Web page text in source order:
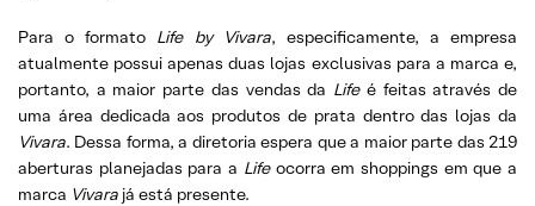
Para o formato Life by Vivara, especificamente, a empresa
atualmente possui apenas duas lojas exclusivas para a marca e,
portanto, a maior parte das vendas da Lifeé feitas através de
uma área dedicada aos produtos de prata dentro das lojas da
Vivara. Dessa forma, a diretoria espera que a maior parte das 219
aberturas planejadas para a Lifeocorra em shoppings em que a
marca Vivara já está presente.